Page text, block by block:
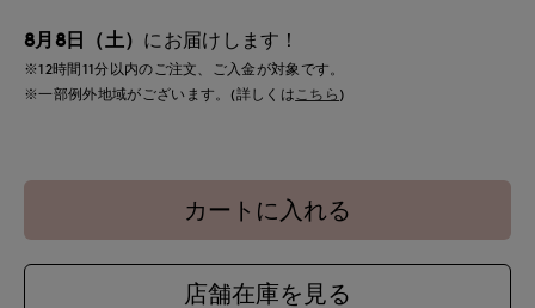
8月8日（土） にお届けします！
※12時間11分以内のご注文、ご入金が対象です。
※一部例外地域がございます。(詳しくは こちら )
カートに入れる
店舗在庫を見る